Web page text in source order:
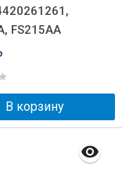
FS215AA
В корзину